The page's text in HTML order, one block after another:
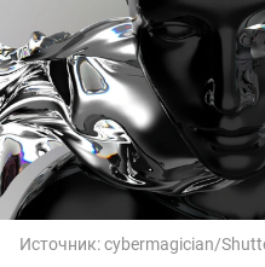
Источник:cybermagician/